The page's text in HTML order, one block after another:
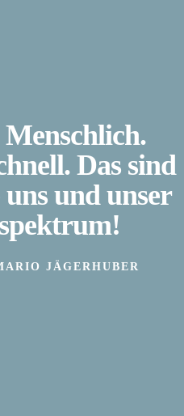
Das sind
uns und unser
JÄGERHUBER